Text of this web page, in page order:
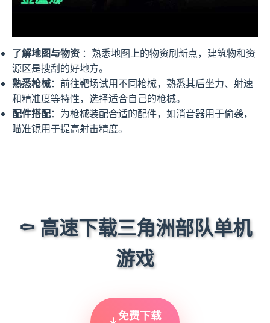
了解地图与物资 ：熟悉地图上的物资刷新点，建筑物和资
源区是搜刮的好地方。
熟悉枪械：前往靶场试用不同枪械，熟悉其后坐力、射速
和精准度等特性，选择适合自己的枪械。
配件搭配：为枪械装配合适的配件，如消音器用于偷袭，
瞄准镜用于提高射击精度。
⚰️ 高速下载三角洲部队单机
游戏
免费下载